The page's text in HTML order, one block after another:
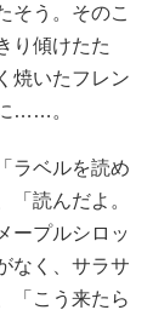
そう。そのこ
り傾けたた
焼いたフレン
……。
ラベルを読め
読んだよ。
ープルシロッ
なく、サラサ
「こう来たら